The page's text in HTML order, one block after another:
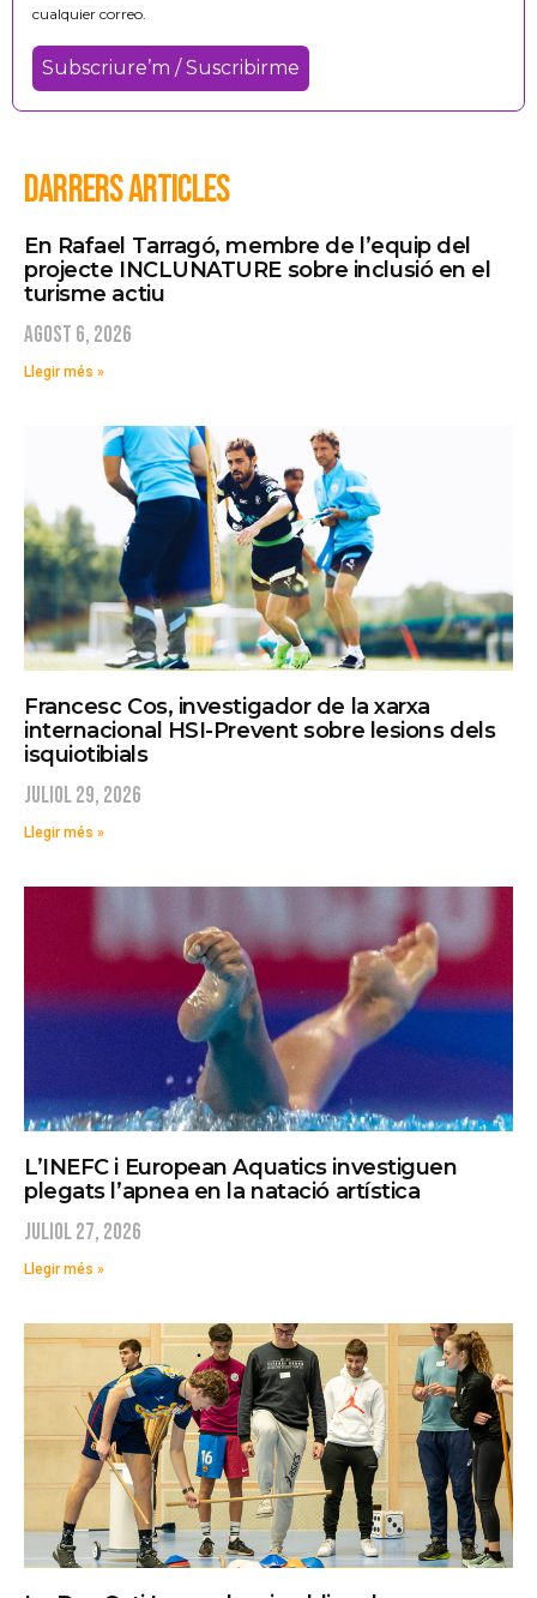
cualquier correo.
DARRERS ARTICLES
En Rafael Tarragó, membre de l’equip del
projecte INCLUNATURE sobre inclusió en el
turisme actiu
agost 6, 2026
Llegir més »
Francesc Cos, investigador de la xarxa
internacional HSI-Prevent sobre lesions dels
isquiotibials
juliol 29, 2026
Llegir més »
L’INEFC i European Aquatics investiguen
plegats l’apnea en la natació artística
juliol 27, 2026
Llegir més »